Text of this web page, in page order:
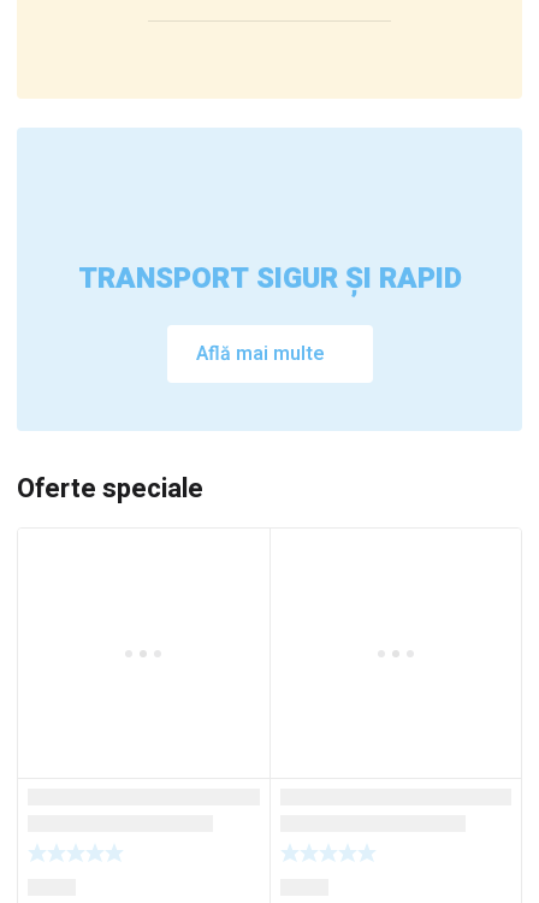
TRANSPORT SIGUR ȘI RAPID
Află mai multe
Oferte speciale